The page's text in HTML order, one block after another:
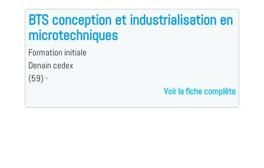
BTS conception et industrialisation en
microtechniques
Formation initiale
Denain cedex
(59) -
Voir la fiche complète